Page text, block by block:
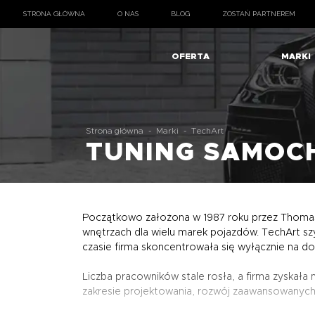
STRONA GŁÓWNA O NAS BLOG ZOSTAŃ PARTNEREM
OFERTA MARKI
Strona główna - Marki - TechArt
TUNING
Początkowo założona w 1987 roku przez
wnętrzach dla wielu marek pojazdów. TechArt
czasie firma skoncentrowała się wyłącznie na
Liczba pracowników stale rosła, a firma
zakresie projektowania, rozwój